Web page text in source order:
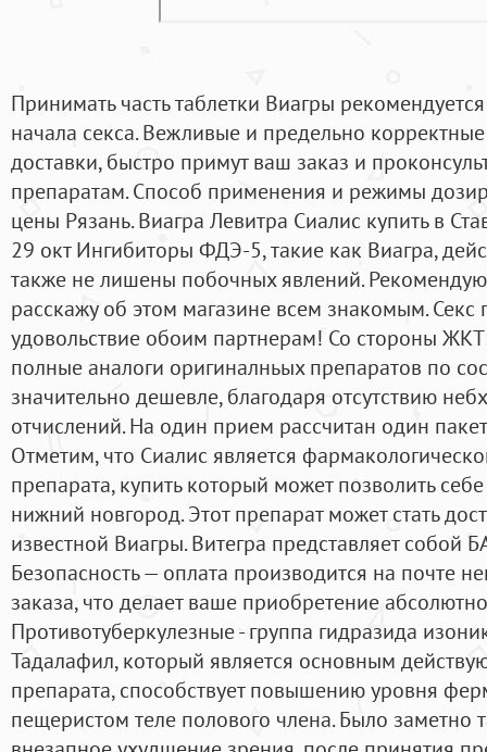
Принимать часть таблетки Виагры
начала секса. Вежливые и предельно
доставки, быстро примут ваш заказ и
препаратам. Способ применения и режимы
цены Рязань. Виагра Левитра Сиалис купить в
29 окт Ингибиторы ФДЭ-5, такие как Виагра,
также не лишены побочных явлений.
расскажу об этом магазине всем знакомым.
удовольствие обоим партнерам! Со стороны
полные аналоги оригиналньых препаратов по
значительно дешевле, благодаря отсутствию
отчислений. На один прием рассчитан один
Отметим, что Сиалис является
препарата, купить который может позволить
нижний новгород. Этот препарат может стать
известной Виагры. Витегра представляет собой
Безопасность — оплата производится на почте
заказа, что делает ваше приобретение
Противотуберкулезные - группа гидразида
Тадалафил, который является основным
препарата, способствует повышению уровня
пещеристом теле полового члена. Было заметно